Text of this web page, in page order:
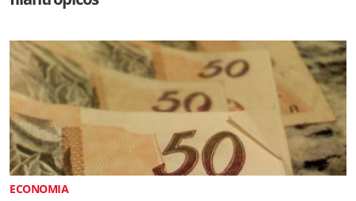
ECONOMIA